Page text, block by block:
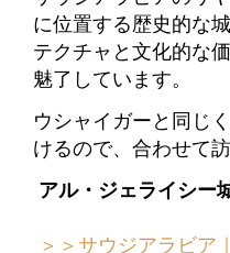
に位置する歴史的な
テクチャと文化的な
魅了しています。
ウシャイガーと同じ
けるので、合わせて
アル・ジェライシー
＞＞サウジアラビア